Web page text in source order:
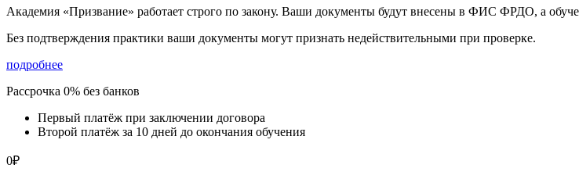
Академия «Призвание» работает строго по закону. Ваши документы будут внесены в ФИС ФРДО, а
Без подтверждения практики ваши документы могут признать недействительными при проверке.
подробнее
Рассрочка 0% без банков
Первый платёж при заключении договора
Второй платёж за 10 дней до окончания обучения
0₽